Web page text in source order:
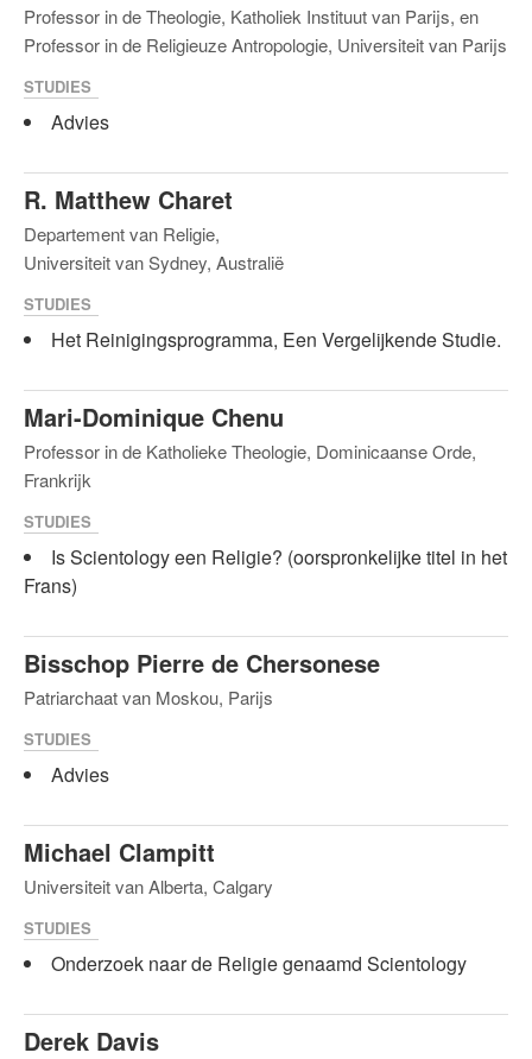
Professor in de Theologie, Katholiek Instituut van Parijs, en
Professor in de Religieuze Antropologie, Universiteit van Parijs
STUDIES
Advies
R. Matthew Charet
Departement van Religie,
Universiteit van Sydney, Australië
STUDIES
Het Reinigingsprogramma, Een Vergelijkende Studie.
Mari-Dominique Chenu
Professor in de Katholieke Theologie, Dominicaanse Orde,
Frankrijk
STUDIES
Is Scientology een Religie? (oorspronkelijke titel in het
Frans)
Bisschop Pierre de Chersonese
Patriarchaat van Moskou, Parijs
STUDIES
Advies
Michael Clampitt
Universiteit van Alberta, Calgary
STUDIES
Onderzoek naar de Religie genaamd Scientology
Derek Davis